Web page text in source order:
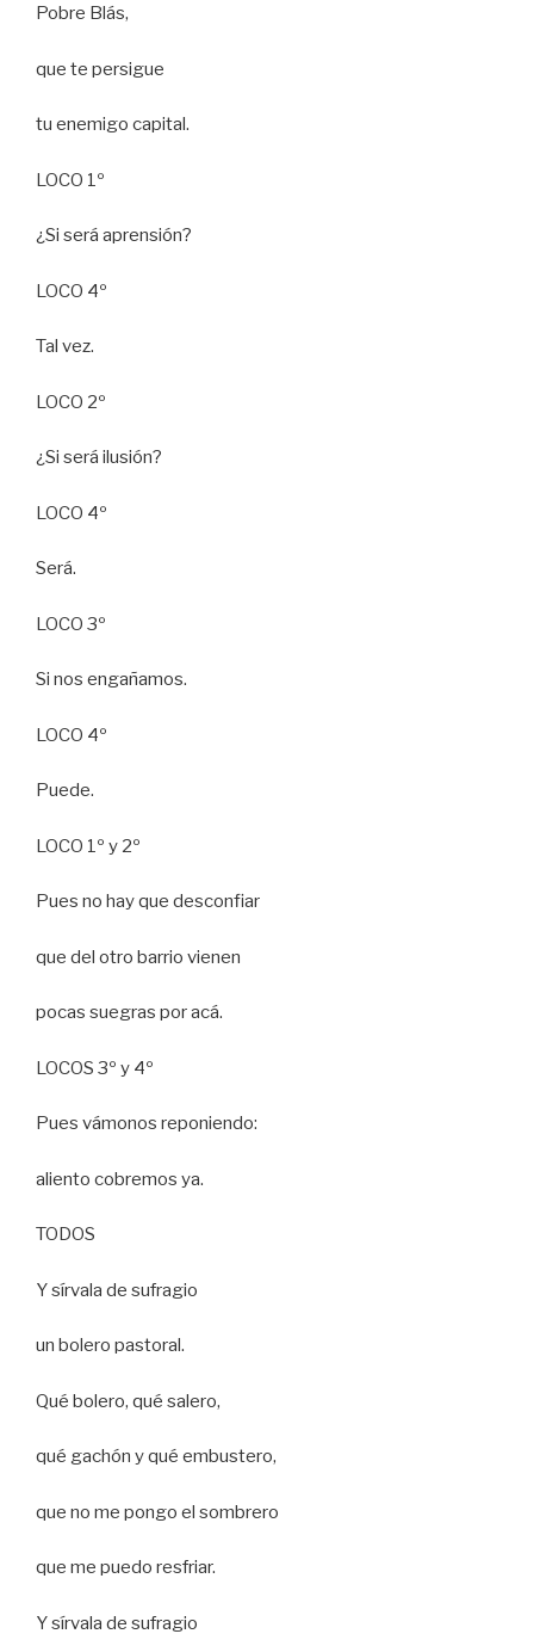
Pobre Blás,
que te persigue
tu enemigo capital.
LOCO 1º
¿Si será aprensión?
LOCO 4º
Tal vez.
LOCO 2º
¿Si será ilusión?
LOCO 4º
Será.
LOCO 3º
Si nos engañamos.
LOCO 4º
Puede.
LOCO 1º y 2º
Pues no hay que desconfiar
que del otro barrio vienen
pocas suegras por acá.
LOCOS 3º y 4º
Pues vámonos reponiendo:
aliento cobremos ya.
TODOS
Y sírvala de sufragio
un bolero pastoral.
Qué bolero, qué salero,
qué gachón y qué embustero,
que no me pongo el sombrero
que me puedo resfriar.
Y sírvala de sufragio